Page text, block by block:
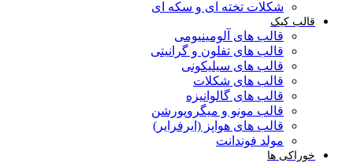
شکلات تخته ای و سکه ای
قالب کیک
قالب های آلومینیومی
قالب های تفلون و گرانیتی
قالب های سیلیکونی
قالب های شکلات
قالب های گالوانیزه
قالب مونو و میگروپورشن
قالب های هواپز (ایرفرایر)
مولد فوندانت
خوراکی ها